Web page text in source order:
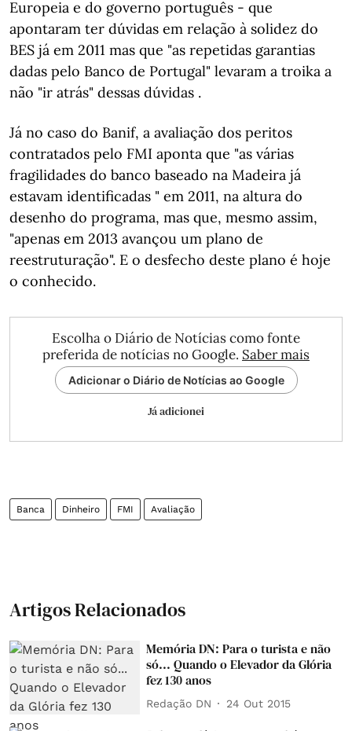
Europeia e do governo português - que
apontaram ter dúvidas em relação à solidez do
BES já em 2011 mas que "as repetidas garantias
dadas pelo Banco de Portugal" levaram a troika a
não "ir atrás" dessas dúvidas .
Já no caso do Banif, a avaliação dos peritos
contratados pelo FMI aponta que "as várias
fragilidades do banco baseado na Madeira já
estavam identificadas " em 2011, na altura do
desenho do programa, mas que, mesmo assim,
"apenas em 2013 avançou um plano de
reestruturação". E o desfecho deste plano é hoje
o conhecido.
Escolha o Diário de Notícias como fonte
preferida de notícias no Google. Saber mais
Adicionar o Diário de Notícias ao Google
Já adicionei
Banca Dinheiro FMI Avaliação
Artigos Relacionados
Memória DN: Para o turista e não
só... Quando o Elevador da Glória
fez 130 anos
Redação DN 24 Out 2015